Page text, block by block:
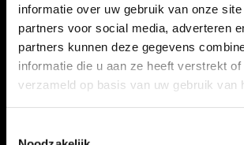
informatie over uw gebruik van onze
partners voor social media, adverteren
partners kunnen deze gegevens
informatie die u aan ze heeft verstrekt
verzameld op basis van uw gebruik van